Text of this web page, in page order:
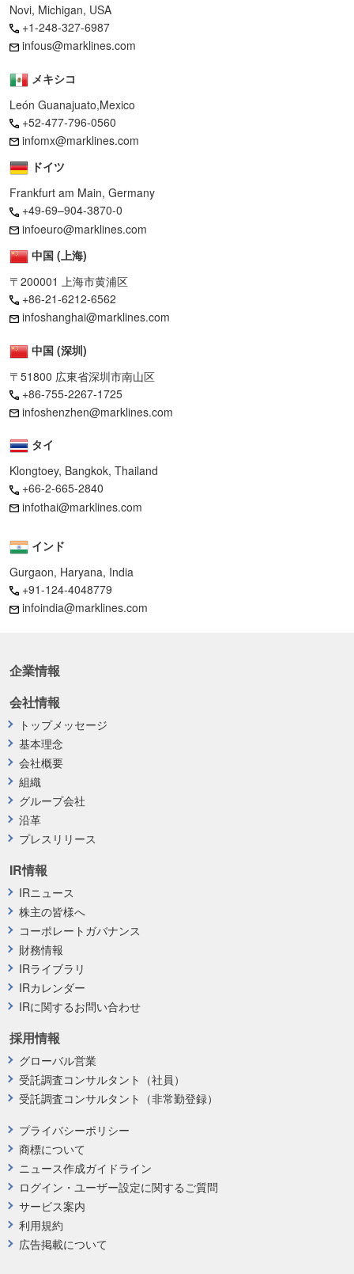
Novi, Michigan, USA
+1-248-327-6987
infous@marklines.com
メキシコ
León Guanajuato,Mexico
+52-477-796-0560
infomx@marklines.com
ドイツ
Frankfurt am Main, Germany
+49-69–904-3870-0
infoeuro@marklines.com
中国 (上海)
〒200001 上海市黄浦区
+86-21-6212-6562
infoshanghai@marklines.com
中国 (深圳)
〒51800 広東省深圳市南山区
+86-755-2267-1725
infoshenzhen@marklines.com
タイ
Klongtoey, Bangkok, Thailand
+66-2-665-2840
infothai@marklines.com
インド
Gurgaon, Haryana, India
+91-124-4048779
infoindia@marklines.com
企業情報
プライバシーポリシー
商標について
ニュース作成ガイドライン
ログイン・ユーザー設定に関するご質問
サービス案内
利用規約
広告掲載について
採用情報
グローバル営業
受託調査コンサルタント（社員）
受託調査コンサルタント（非常勤登録）
会社情報
トップメッセージ
基本理念
会社概要
組織
グループ会社
沿革
プレスリリース
IR情報
IRニュース
株主の皆様へ
コーポレートガバナンス
財務情報
IRライブラリ
IRカレンダー
IRに関するお問い合わせ